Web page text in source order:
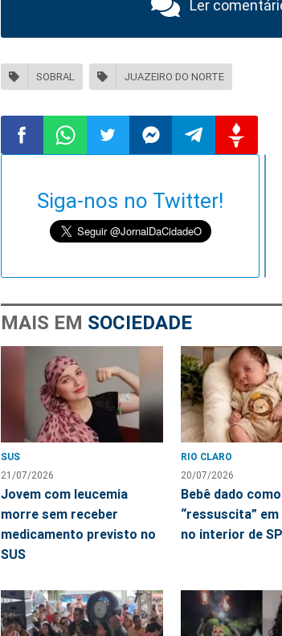
Ler
SOBRAL JUAZEIRO DO NORTE
no
no
no
no
Siga-nos no Twitter!
MAIS EM SOCIEDADE
SUS
21/07/2026
Jovem com leucemia
morre sem receber
medicamento previsto no
SUS
RIO CLARO
20/07/2026
Bebê dado
“ressuscita”
no interior de SP